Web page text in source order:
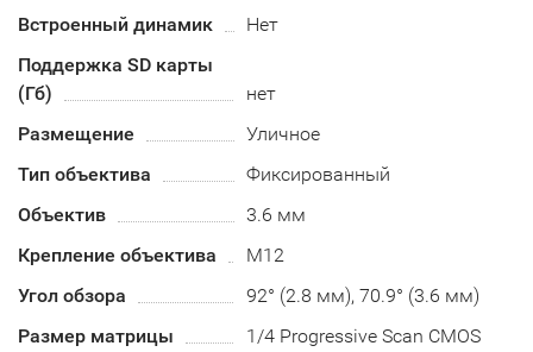
Встроенный динамик
Нет
Поддержка SD карты
(Гб)
нет
Размещение
Уличное
Тип объектива
Фиксированный
Объектив
3.6 мм
Крепление объектива
М12
Угол обзора
92° (2.8 мм), 70.9° (3.6 мм)
Размер матрицы
1/4 Progressive Scan CMOS